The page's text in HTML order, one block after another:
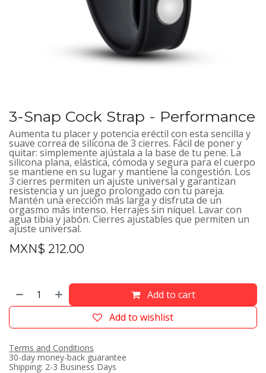
3-Snap Cock Strap - Performance
Aumenta tu placer y potencia eréctil con esta sencilla y
suave correa de silicona de 3 cierres. Fácil de poner y
quitar: simplemente ajústala a la base de tu pene. La
silicona plana, elástica, cómoda y segura para el cuerpo
se mantiene en su lugar y mantiene la congestión. Los
3 cierres permiten un ajuste universal y garantizan
resistencia y un juego prolongado con tu pareja.
Mantén una erección más larga y disfruta de un
orgasmo más intenso. Herrajes sin níquel. Lavar con
agua tibia y jabón. Cierres ajustables que permiten un
ajuste universal.
MXN$ 212.00
Add to cart
Add to wishlist
Terms and Conditions
30-day money-back guarantee
Shipping: 2-3 Business Days